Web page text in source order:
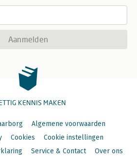
Aanmelden
KENNIS MAKEN
Algemene voorwaarden
Cookies
Cookie instellingen
Service & Contact Over ons